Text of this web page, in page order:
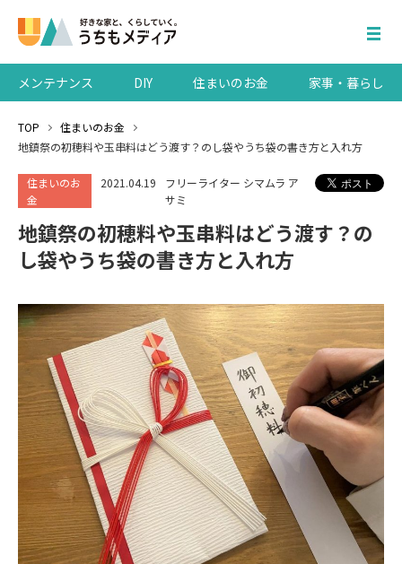
メンテナンス DIY 住まいのお金 家事・暮らし
TOP
住まいのお金
地鎮祭の初穂料や玉串料はどう渡す？のし袋やうち袋の書き方と入れ方
住まいのお
金
2021.04.19
フリーライター シマムラ ア
サミ
地鎮祭の初穂料や玉串料はどう渡す？の
し袋やうち袋の書き方と入れ方